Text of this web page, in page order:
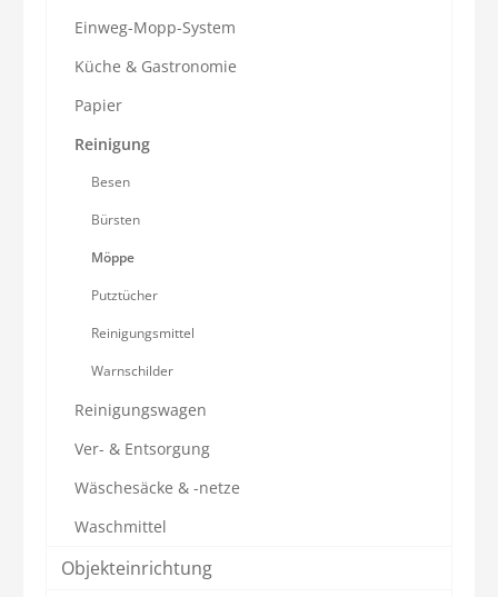
Einweg-Mopp-System
Küche & Gastronomie
Papier
Reinigung
Besen
Bürsten
Möppe
Putztücher
Reinigungsmittel
Warnschilder
Reinigungswagen
Ver- & Entsorgung
Wäschesäcke & -netze
Waschmittel
Objekteinrichtung